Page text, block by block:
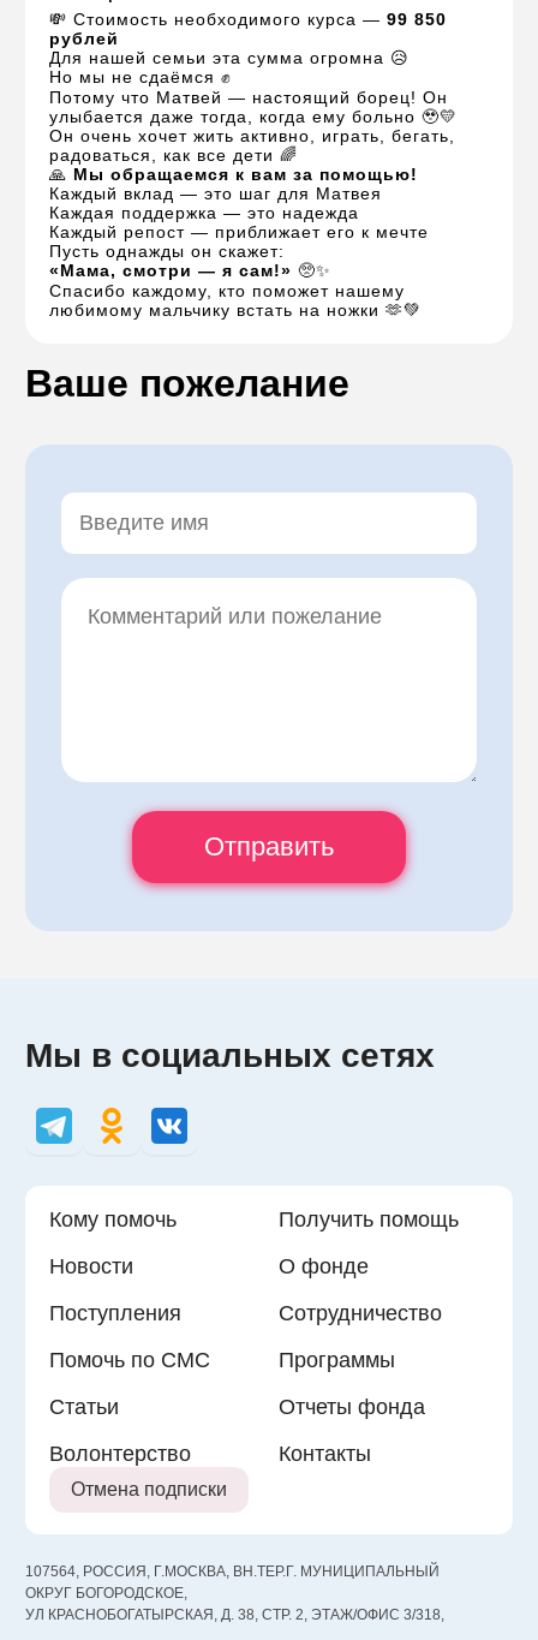
💸 Стоимость необходимого курса —99 850
рублей
Для нашей семьи эта сумма огромна 😥
Но мы не сдаёмся ✊
Потому что Матвей — настоящий борец! Он
улыбается даже тогда, когда ему больно 🥹💛
Он очень хочет жить активно, играть, бегать,
радоваться, как все дети 🌈
🙏 Мы обращаемся к вам за помощью!
Каждый вклад — это шаг для Матвея
Каждая поддержка — это надежда
Каждый репост — приближает его к мечте
Пусть однажды он скажет:
«Мама, смотри — я сам!» 🥺✨
Спасибо каждому, кто поможет нашему
любимому мальчику встать на ножки 🫶💚
Ваше пожелание
Мы в социальных сетях
Кому помочь
Получить помощь
Новости
О фонде
Поступления
Сотрудничество
Помочь по СМС
Программы
Статьи
Отчеты фонда
Волонтерство
Контакты
Отмена подписки
107564, РОССИЯ, Г.МОСКВА, ВН.ТЕР.Г. МУНИЦИПАЛЬНЫЙ
ОКРУГ БОГОРОДСКОЕ,
УЛ КРАСНОБОГАТЫРСКАЯ, Д. 38, СТР. 2, ЭТАЖ/ОФИС 3/318,